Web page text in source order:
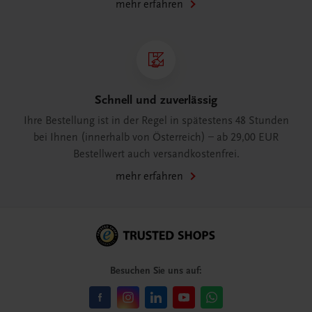
mehr erfahren
Schnell und zuverlässig
Ihre Bestellung ist in der Regel in spätestens 48 Stunden
bei Ihnen (innerhalb von Österreich) – ab 29,00 EUR
Bestellwert auch versandkostenfrei.
mehr erfahren
Besuchen Sie uns auf: